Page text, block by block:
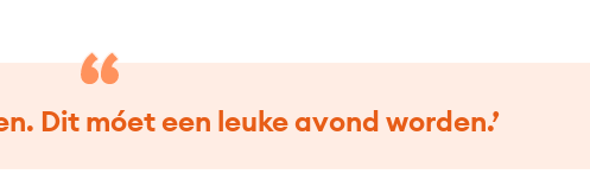
Dit móet een leuke avond worden.’